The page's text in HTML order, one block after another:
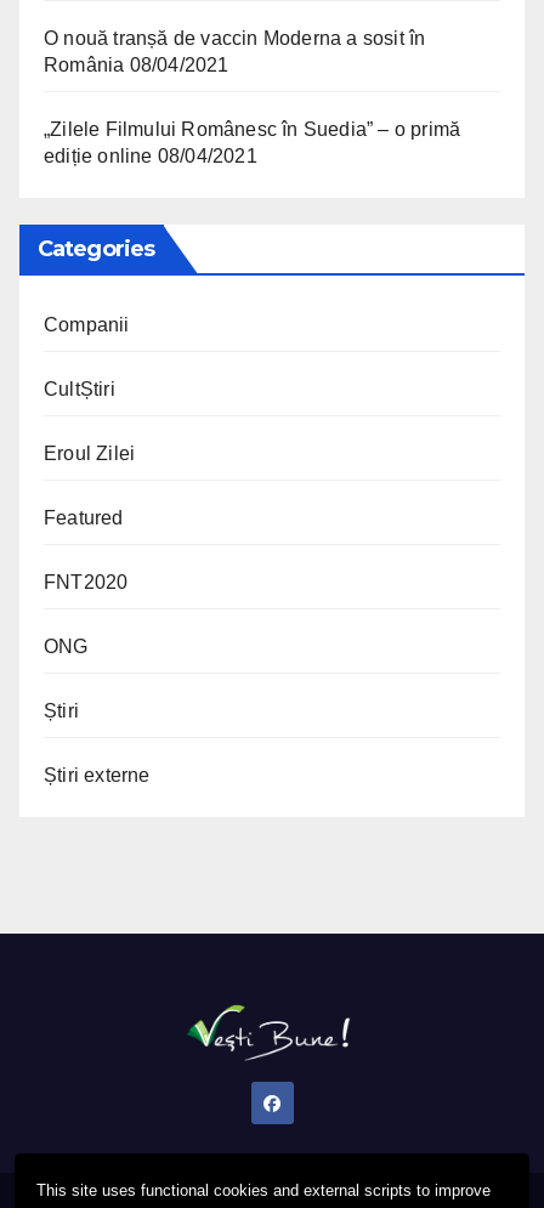
This site uses functional cookies and external scripts to improve
O nouă tranșă de vaccin Moderna a sosit în
România 08/04/2021
„Zilele Filmului Românesc în Suedia” – o primă
ediție online 08/04/2021
Categories
Companii
CultȘtiri
Eroul Zilei
Featured
FNT2020
ONG
Știri
Știri externe